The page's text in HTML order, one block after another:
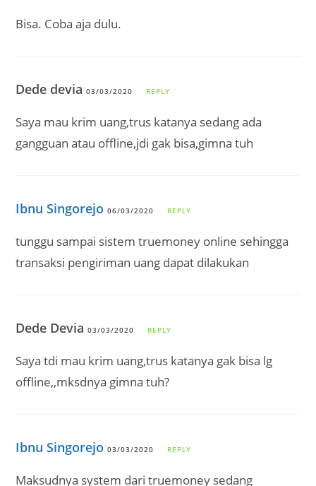
Bisa. Coba aja dulu.
Dede devia03/03/2020 REPLY
Saya mau krim uang,trus katanya sedang ada
gangguan atau offline,jdi gak bisa,gimna tuh
Ibnu Singorejo 06/03/2020 REPLY
tunggu sampai sistem truemoney online sehingga
transaksi pengiriman uang dapat dilakukan
Dede Devia03/03/2020 REPLY
Saya tdi mau krim uang,trus katanya gak bisa lg
offline,,mksdnya gimna tuh?
Ibnu Singorejo 03/03/2020 REPLY
Maksudnya system dari truemoney sedang